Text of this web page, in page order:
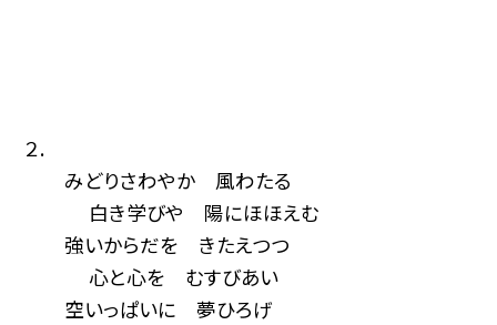
２.
みどりさわやか 風わたる
白き学びや 陽にほほえむ
強いからだを きたえつつ
心と心を むすびあい
空いっぱいに 夢ひろげ